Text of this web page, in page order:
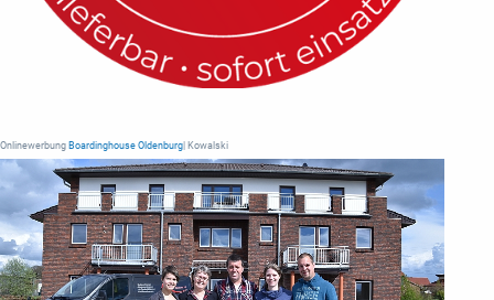
Onlinewerbung Boardinghouse Oldenburg | Kowalski